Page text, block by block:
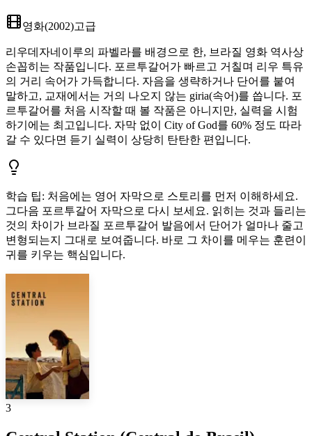
영화(2002)고급
리우데자네이루의 파벨라를 배경으로 한, 브라질 영화 역사상
손꼽히는 작품입니다. 포르투갈어가 빠르고 거칠며 리우 특유
의 거리 속어가 가득합니다. 자음을 생략하거나 단어를 붙여
말하고, 교재에서는 거의 나오지 않는 giria(속어)를 씁니다. 포
르투갈어를 처음 시작할 때 볼 작품은 아니지만, 실력을 시험
하기에는 최고입니다. 자막 없이 City of God를 60% 정도 따라
갈 수 있다면 듣기 실력이 상당히 탄탄한 편입니다.
학습 팁: 처음에는 영어 자막으로 스토리를 먼저 이해하세요.
그다음 포르투갈어 자막으로 다시 보세요. 읽히는 것과 들리는
것의 차이가 브라질 포르투갈어 발음에서 단어가 얼마나 줄고
변형되는지 그대로 보여줍니다. 바로 그 차이를 메우는 훈련이
귀를 키우는 핵심입니다.
3